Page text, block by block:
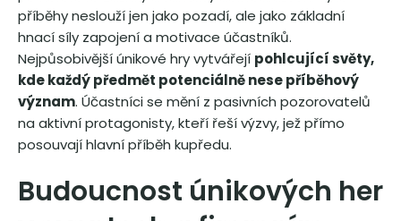
příběhy neslouží jen jako pozadí, ale jako základní
hnací síly zapojení a motivace účastníků.
Nejpůsobivější únikové hry vytvářejí pohlcující světy,
kde každý předmět potenciálně nese příběhový
význam. Účastníci se mění z pasivních pozorovatelů
na aktivní protagonisty, kteří řeší výzvy, jež přímo
posouvají hlavní příběh kupředu.
Budoucnost únikových her